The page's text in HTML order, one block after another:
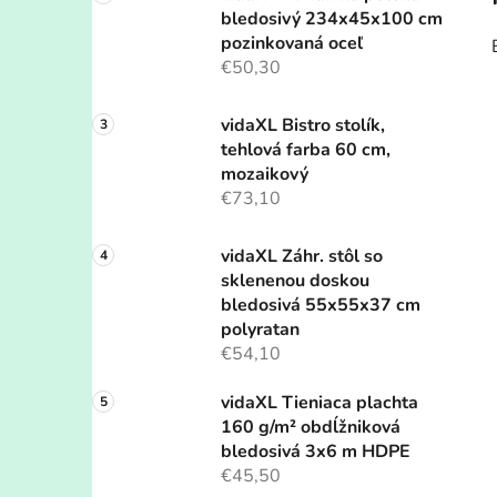
bledosivý 234x45x100 cm
pozinkovaná oceľ
€50,30
vidaXL Bistro stolík,
tehlová farba 60 cm,
mozaikový
€73,10
vidaXL Záhr. stôl so
sklenenou doskou
bledosivá 55x55x37 cm
polyratan
€54,10
vidaXL Tieniaca plachta
160 g/m² obdĺžniková
bledosivá 3x6 m HDPE
€45,50